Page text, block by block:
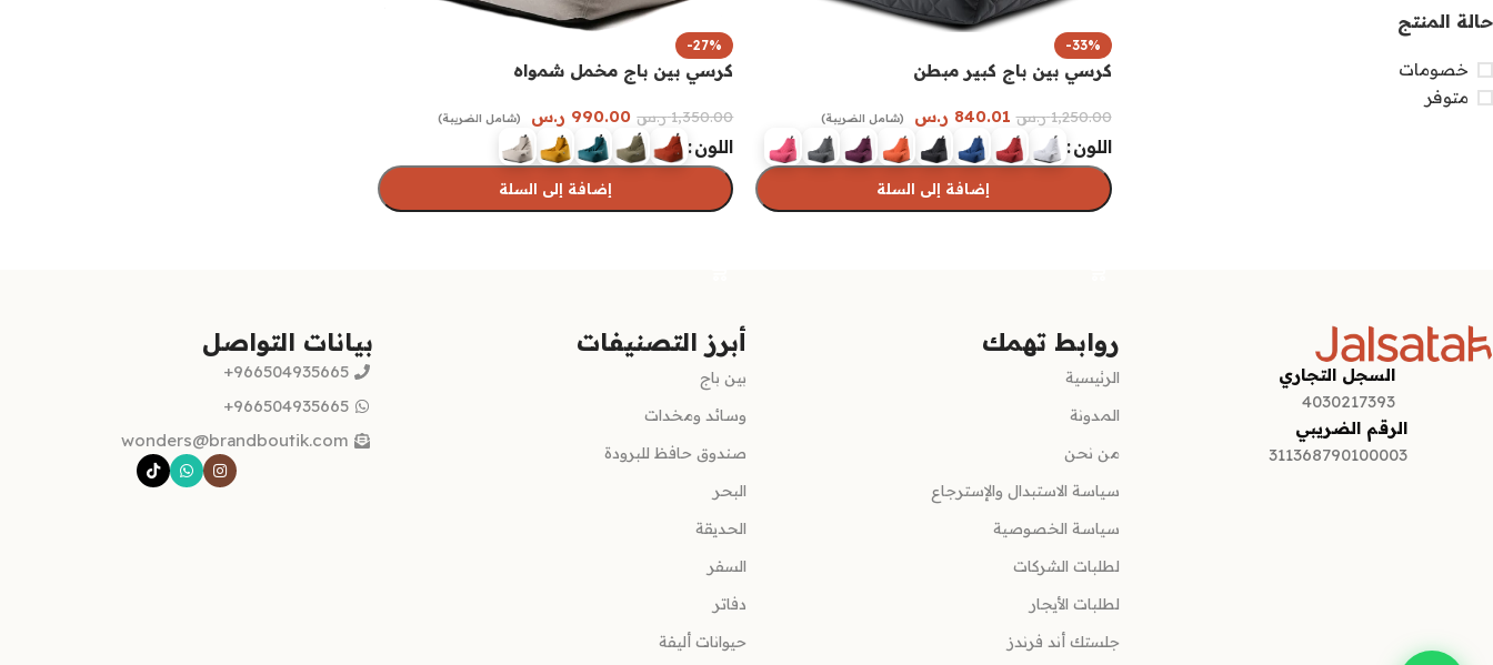
حالة المنتج
خصومات
متوفر
-33%
كرسي بين باج كبير مبطن
1,250.00 ر.س 840.01 ر.س (شامل الضريبة)
اللون
إضافة إلى السلة
-27%
كرسي بين باج مخمل شمواه
1,350.00 ر.س 990.00 ر.س (شامل الضريبة)
اللون
إضافة إلى السلة
السجل التجاري
4030217393
الرقم الضريبي
311368790100003
روابط تهمك
الرئيسية
المدونة
من نحن
سياسة الاستبدال والإسترجاع
سياسة الخصوصية
لطلبات الشركات
لطلبات الأيجار
جلستك أند فرندز
أبرز التصنيفات
بين باج
وسائد ومخدات
صندوق حافظ للبرودة
البحر
الحديقة
السفر
دفاتر
حيوانات أليفة
بيانات التواصل
966504935665+
966504935665+
wonders@brandboutik.com